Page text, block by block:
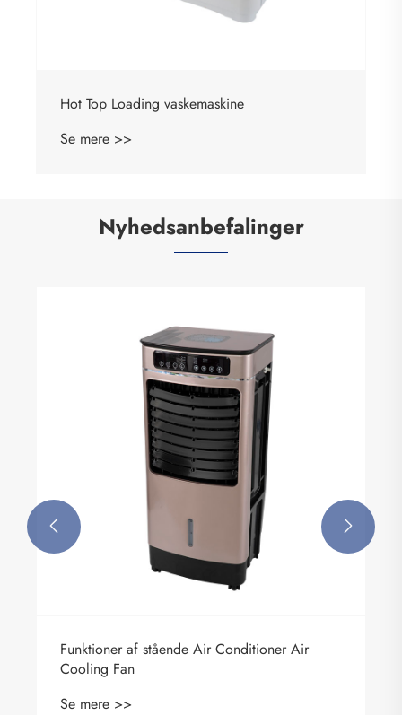
Hot Top Loading vaskemaskine
Se mere >>
Nyhedsanbefalinger
Funktioner af stående Air Conditioner Air
Cooling Fan
Se mere >>
 